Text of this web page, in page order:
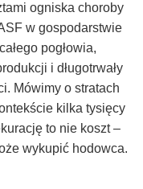
ogniska choroby
w gospodarstwie
pogłowia,
i długotrwały
Mówimy o stratach
kilka tysięcy
to nie koszt –
wykupić hodowca.